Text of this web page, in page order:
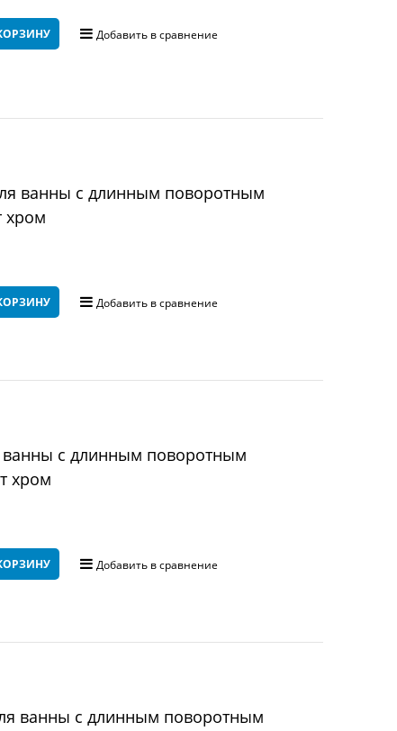
Добавить в сравнение
ванны с длинным поворотным
хром
Добавить в сравнение
ванны с длинным поворотным
хром
Добавить в сравнение
ванны с длинным поворотным